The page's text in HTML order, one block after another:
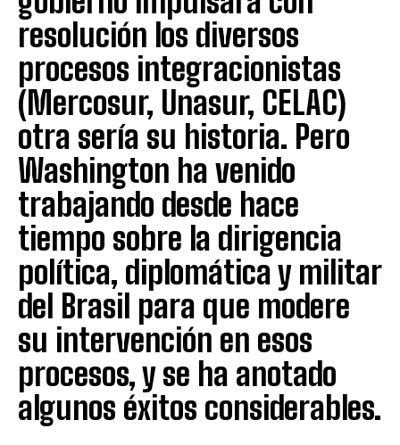
resolución los diversos
procesos integracionistas
(Mercosur, Unasur, CELAC)
otra sería su historia. Pero
Washington ha venido
trabajando desde hace
tiempo sobre la dirigencia
política, diplomática y militar
del Brasil para que modere
su intervención en esos
procesos, y se ha anotado
algunos éxitos considerables.